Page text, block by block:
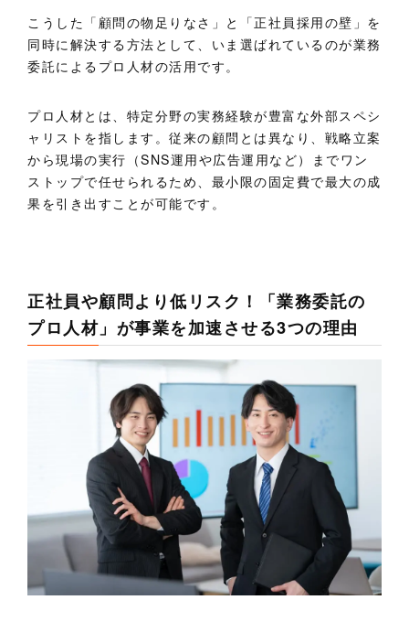
こうした「顧問の物足りなさ」と「正社員採用の壁」を
同時に解決する方法として、いま選ばれているのが業務
委託によるプロ人材の活用です。
プロ人材とは、特定分野の実務経験が豊富な外部スペシ
ャリストを指します。従来の顧問とは異なり、戦略立案
から現場の実行（SNS運用や広告運用など）までワン
ストップで任せられるため、最小限の固定費で最大の成
果を引き出すことが可能です。
正社員や顧問より低リスク！「業務委託の
プロ人材」が事業を加速させる3つの理由